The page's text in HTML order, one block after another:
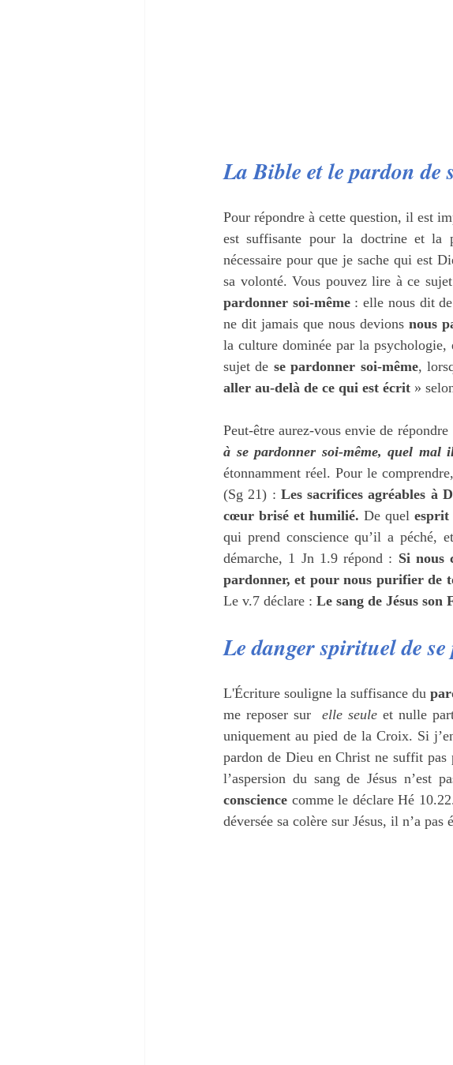
La Bible et le pardon de
Pour répondre à cette question, il est
est suffisante pour la doctrine et la
nécessaire pour que je sache qui est
sa volonté. Vous pouvez lire à ce
pardonner soi-même : elle nous dit de
ne dit jamais que nous devions nous
la culture dominée par la
sujet de se pardonner soi-même,
aller au-delà de ce qui est écrit »
Peut-être aurez-vous envie de répondre
à se pardonner soi-même, quel
étonnamment réel. Pour le
(Sg 21) : Les sacrifices agréables à
cœur brisé et humilié. De quel esprit
qui prend conscience qu’il a péché,
démarche, 1 Jn 1.9 répond : Si nous
pardonner, et pour nous purifier de
Le v.7 déclare : Le sang de Jésus
Le danger spirituel de
L'Écriture souligne la suffisance du
me reposer sur elle seule et nulle
uniquement au pied de la Croix. Si
pardon de Dieu en Christ ne suffit
l’aspersion du sang de Jésus n’est
conscience comme le déclare Hé
déversée sa colère sur Jésus, il n’a